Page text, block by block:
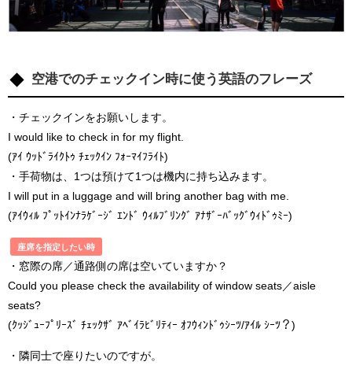
空港でのチェックイン時に使う英語のフレーズ
・チェックインをお願いします。
I would like to check in for my flight.
(ｱｲ ｳｯﾄﾞﾗｲｸﾄｩ ﾁｪｯｸｲﾝ ﾌｫｰﾏｲﾌﾗｲﾄ)
・手荷物は、1つは預けて1つは機内に持ち込みます。
I will put in a luggage and will bring another bag with me.
(ｱｲｳｨﾙ ﾌﾟｯﾄｲﾝﾅﾗｹﾞｰｼﾞ ｴﾝﾄﾞ ｳｨﾙﾌﾞﾘﾝｸﾞ ｱﾅｻﾞｰﾊﾞｯｸﾞｳｨﾄﾞｩﾐｰ)
座席を指定したい時
・窓際の席／通路側の席は空いていますか？
Could you please check the availability of window seats／aisle
seats?
(ｸｯｼﾞｭｰﾌﾟﾘｰｽﾞ ﾁｪｯｸｻﾞ ｱﾍﾞｲﾗﾋﾞﾘﾃｨｰ ｵﾌｳｨﾝﾄﾞｩｼｰﾂ/ｱｲﾙ ｼｰﾂ？)
・隣同士で座りたいのですが。